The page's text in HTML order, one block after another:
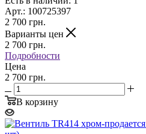
Арт.: 100725397
2 700 грн.
Варианты цен
2 700 грн.
Подробности
Цена
2 700 грн.
В корзину